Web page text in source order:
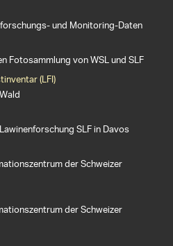
und Monitoring-Daten
Fotosammlung von WSL und SLF
(LFI)
SLF in Davos
der Schweizer
der Schweizer